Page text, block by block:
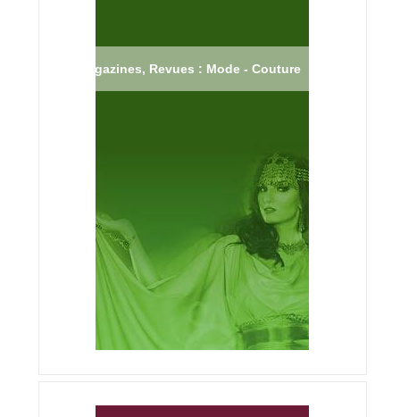
Magazines, Revues : Mode - Couture